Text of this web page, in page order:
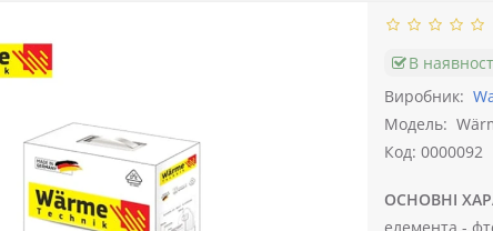
В
Виробник:
Модель:
Код: 0000092
ОСНОВНІ
елемента -